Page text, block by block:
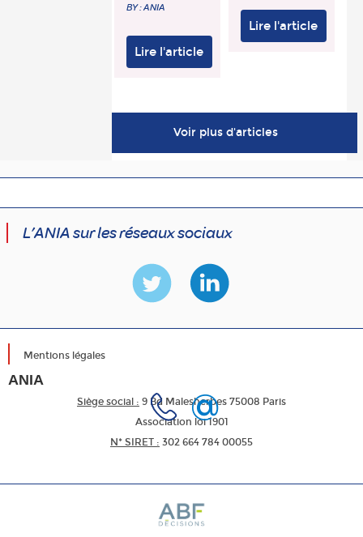
BY : ANIA
Lire l'article
Lire l'article
Voir plus d'articles
L’ANIA sur les réseaux sociaux
Mentions légales
ANIA
Siège social : 9 Bd Malesherbes 75008 Paris
Association loi 1901
N* SIRET : 302 664 784 00055